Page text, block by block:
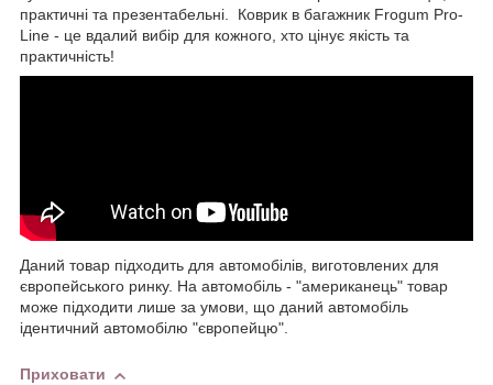
практичні та презентабельні. Коврик в багажник Frogum Pro-
Line - це вдалий вибір для кожного, хто цінує якість та
практичність!
Даний товар підходить для автомобілів, виготовлених для
європейського ринку. На автомобіль - "американець" товар
може підходити лише за умови, що даний автомобіль
ідентичний автомобілю "європейцю".
Приховати